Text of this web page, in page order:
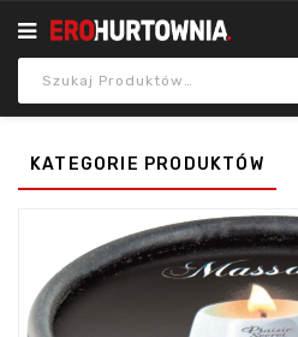
KATEGORIE PRODUKTÓW